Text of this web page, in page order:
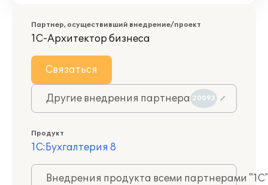
Партнер, осуществивший внедрение/проект
1С-Архитектор бизнеса
Связаться
Другие внедрения партнера 20093
Продукт
1С:Бухгалтерия 8
Внедрения продукта всеми партнерами